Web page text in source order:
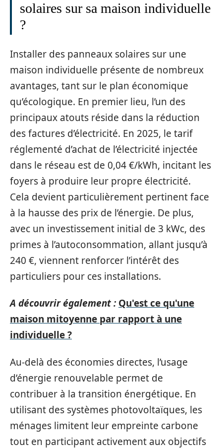
solaires sur sa maison individuelle
?
Installer des panneaux solaires sur une
maison individuelle présente de nombreux
avantages, tant sur le plan économique
qu’écologique. En premier lieu, l’un des
principaux atouts réside dans la réduction
des factures d’électricité. En 2025, le tarif
réglementé d’achat de l’électricité injectée
dans le réseau est de 0,04 €/kWh, incitant les
foyers à produire leur propre électricité.
Cela devient particulièrement pertinent face
à la hausse des prix de l’énergie. De plus,
avec un investissement initial de 3 kWc, des
primes à l’autoconsommation, allant jusqu’à
240 €, viennent renforcer l’intérêt des
particuliers pour ces installations.
A découvrir également : Qu'est ce qu'une
maison mitoyenne par rapport à une
individuelle ?
Au-delà des économies directes, l’usage
d’énergie renouvelable permet de
contribuer à la transition énergétique. En
utilisant des systèmes photovoltaïques, les
ménages limitent leur empreinte carbone
tout en participant activement aux objectifs